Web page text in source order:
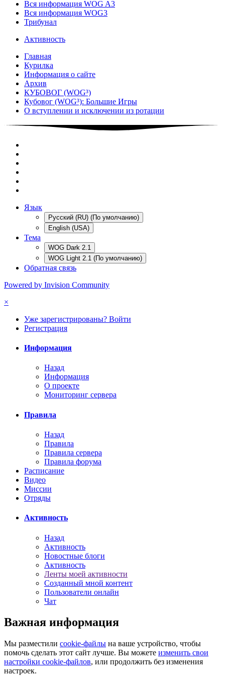
Вся информация WOG A3
Вся информация WOG3
Трибунал
Активность
Главная
Курилка
Информация о сайте
Архив
КУБОВОГ (WOG³)
Кубовог (WOG³): Большие Игры
О вступлении и исключении из ротации
Язык
Русский (RU) (По умолчанию)
English (USA)
Тема
WOG Dark 2.1
WOG Light 2.1 (По умолчанию)
Обратная связь
Powered by Invision Community
×
Уже зарегистрированы? Войти
Регистрация
Информация
Назад
Информация
О проекте
Мониторинг сервера
Правила
Назад
Правила
Правила сервера
Правила форума
Расписание
Видео
Миссии
Отряды
Активность
Назад
Активность
Новостные блоги
Активность
Ленты моей активности
Созданный мной контент
Пользователи онлайн
Чат
Важная информация
Мы разместили cookie-файлы на ваше устройство, чтобы
помочь сделать этот сайт лучше. Вы можете изменить свои
настройки cookie-файлов, или продолжить без изменения
настроек.